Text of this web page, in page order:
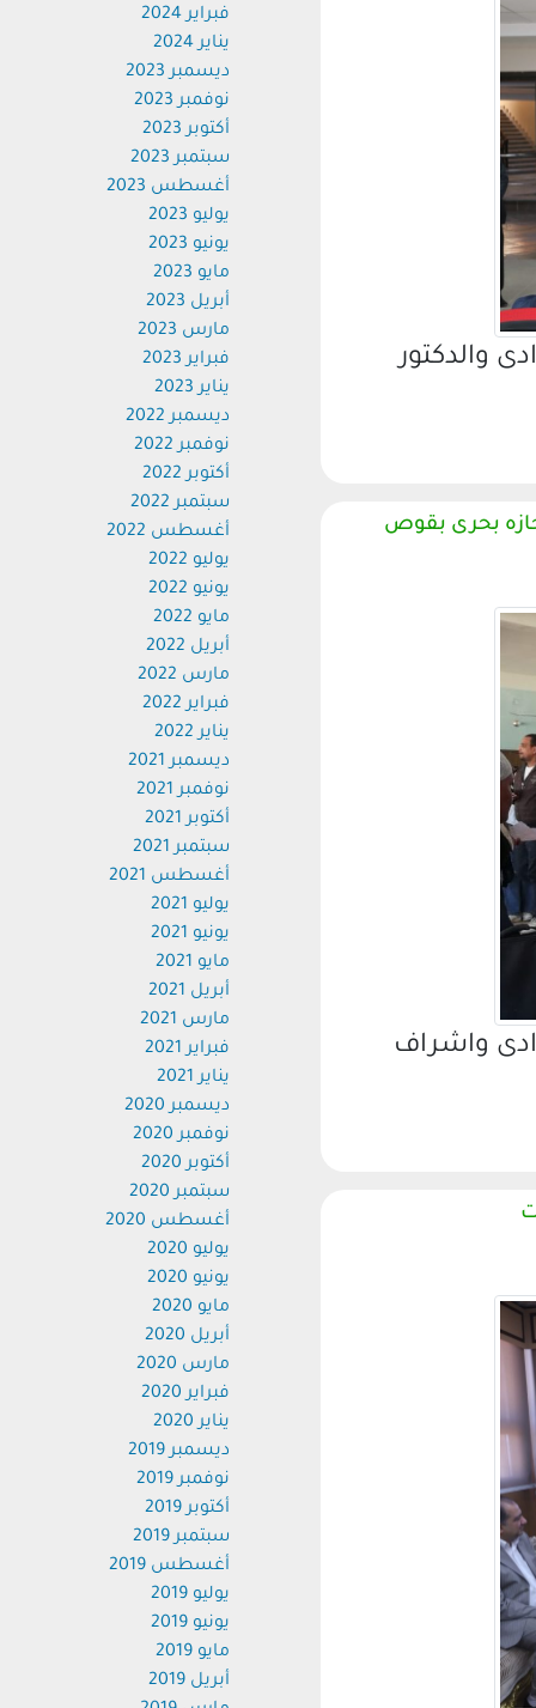
والدكتور
واشراف
فبراير 2024
يناير 2024
ديسمبر 2023
نوفمبر 2023
أكتوبر 2023
سبتمبر 2023
أغسطس 2023
يوليو 2023
يونيو 2023
مايو 2023
أبريل 2023
مارس 2023
فبراير 2023
يناير 2023
ديسمبر 2022
نوفمبر 2022
أكتوبر 2022
سبتمبر 2022
أغسطس 2022
يوليو 2022
يونيو 2022
مايو 2022
أبريل 2022
مارس 2022
فبراير 2022
يناير 2022
ديسمبر 2021
نوفمبر 2021
أكتوبر 2021
سبتمبر 2021
أغسطس 2021
يوليو 2021
يونيو 2021
مايو 2021
أبريل 2021
مارس 2021
فبراير 2021
يناير 2021
ديسمبر 2020
نوفمبر 2020
أكتوبر 2020
سبتمبر 2020
أغسطس 2020
يوليو 2020
يونيو 2020
مايو 2020
أبريل 2020
مارس 2020
فبراير 2020
يناير 2020
ديسمبر 2019
نوفمبر 2019
أكتوبر 2019
سبتمبر 2019
أغسطس 2019
يوليو 2019
يونيو 2019
مايو 2019
أبريل 2019